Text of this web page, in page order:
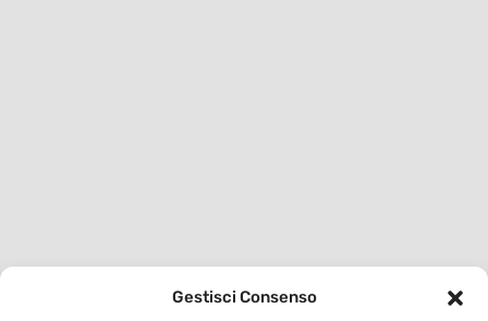
Gestisci Consenso